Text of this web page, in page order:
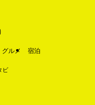
グルメ 宿泊
ビ